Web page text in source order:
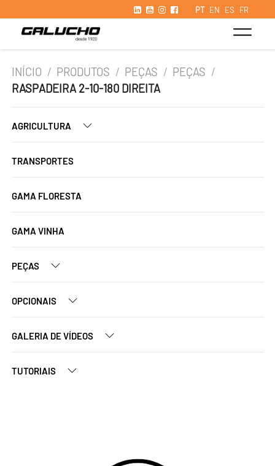
PT EN ES FR
INÍCIO / PRODUTOS / PEÇAS / PEÇAS /
RASPADEIRA 2-10-180 DIREITA
AGRICULTURA
TRANSPORTES
GAMA FLORESTA
GAMA VINHA
PEÇAS
OPCIONAIS
GALERIA DE VÍDEOS
TUTORIAIS